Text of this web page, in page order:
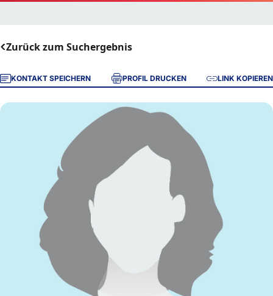
Zurück zum Suchergebnis
KONTAKT SPEICHERN PROFIL DRUCKEN LINK KOPIEREN